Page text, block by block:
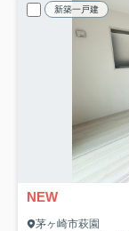
新築一戸建
NEW
茅ヶ崎市萩園